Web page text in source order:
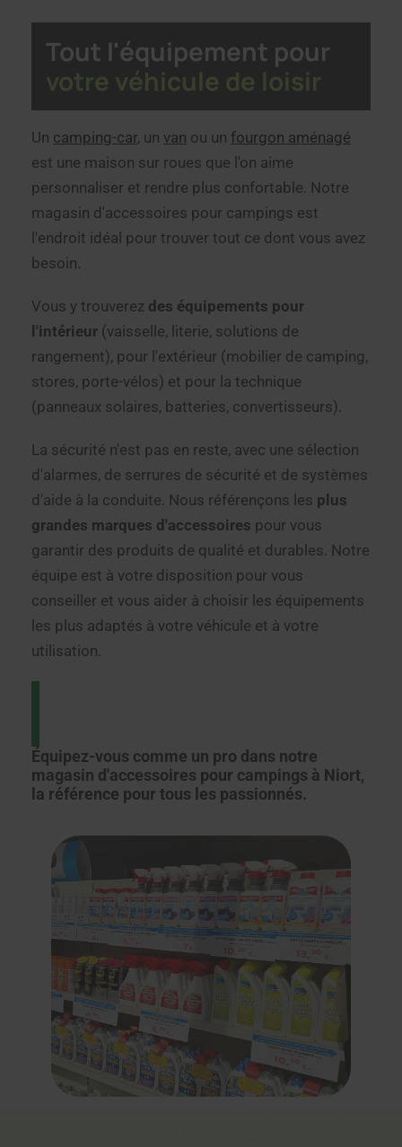
Tout l'équipement pour
votre véhicule de loisir
Un camping-car, un van ou un fourgon aménagé
est une maison sur roues que l'on aime
personnaliser et rendre plus confortable. Notre
magasin d'accessoires pour campings est
l'endroit idéal pour trouver tout ce dont vous avez
besoin.
Vous y trouverez des équipements pour
l'intérieur (vaisselle, literie, solutions de
rangement), pour l'extérieur (mobilier de camping,
stores, porte-vélos) et pour la technique
(panneaux solaires, batteries, convertisseurs).
La sécurité n'est pas en reste, avec une sélection
d'alarmes, de serrures de sécurité et de systèmes
d'aide à la conduite. Nous référençons les plus
grandes marques d'accessoires pour vous
garantir des produits de qualité et durables. Notre
équipe est à votre disposition pour vous
conseiller et vous aider à choisir les équipements
les plus adaptés à votre véhicule et à votre
utilisation.
Équipez-vous comme un pro dans notre
magasin d'accessoires pour campings à Niort,
la référence pour tous les passionnés.